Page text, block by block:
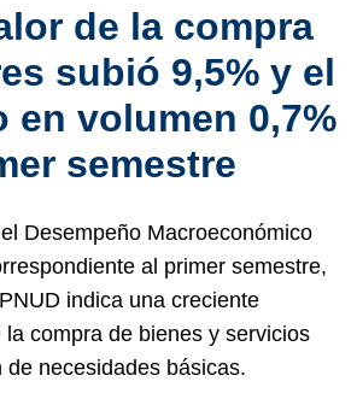
de la compra
subió 9,5% y el
en volumen 0,7%
semestre
Desempeño Macroeconómico
al primer semestre,
indica una creciente
compra de bienes y servicios
de necesidades básicas.